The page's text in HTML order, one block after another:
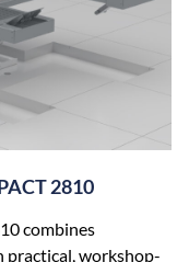
2810
combines
practical, workshop-